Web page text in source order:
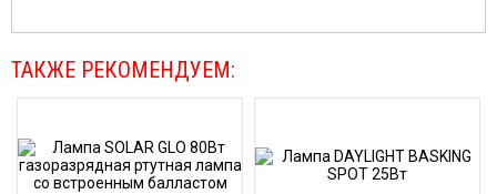
ТАКЖЕ РЕКОМЕНДУЕМ: